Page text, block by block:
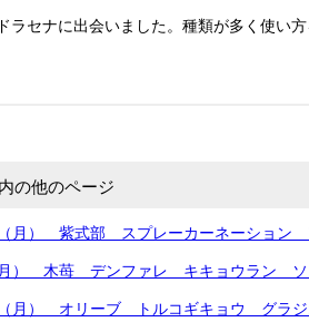
セナに出会いました。種類が多く使い
の他のページ
（月） 紫式部 スプレーカーネーション
月） 木苺 デンファレ キキョウラン ソ
（月） オリーブ トルコギキョウ グラ